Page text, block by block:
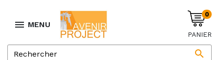
 MENU

0
PANIER